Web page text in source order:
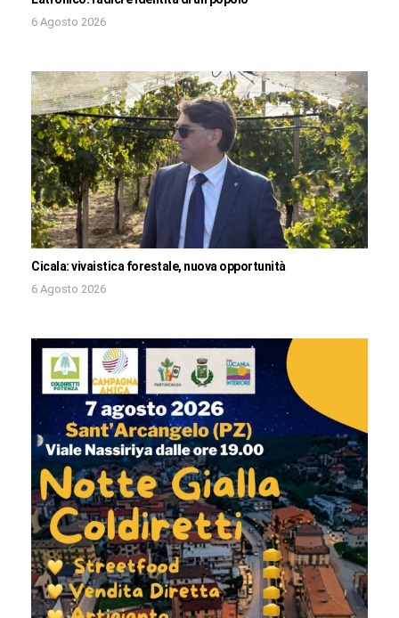
6 Agosto 2026
Cicala: vivaistica forestale, nuova opportunità
6 Agosto 2026